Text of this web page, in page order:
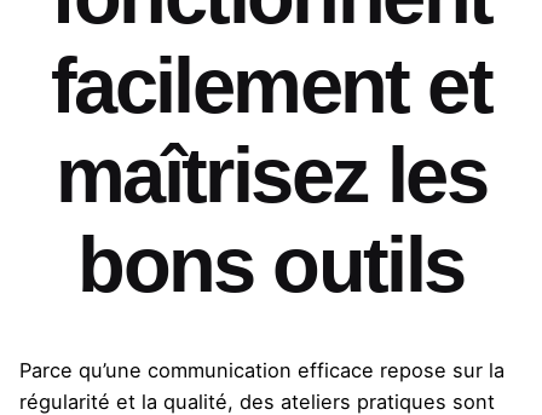
facilement et
maîtrisez les
bons outils
Parce qu’une communication efficace repose sur la
régularité et la qualité, des ateliers pratiques sont